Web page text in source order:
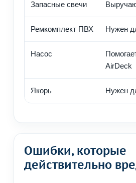
Запасные свечи
Ремкомплект ПВХ Нужен
Насос
AirDeck
Якорь Нужен
Ошибки, которые
действительно